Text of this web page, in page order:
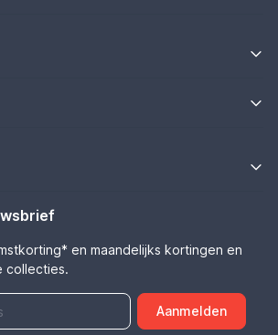
en maandelijks kortingen en
collecties.
Aanmelden